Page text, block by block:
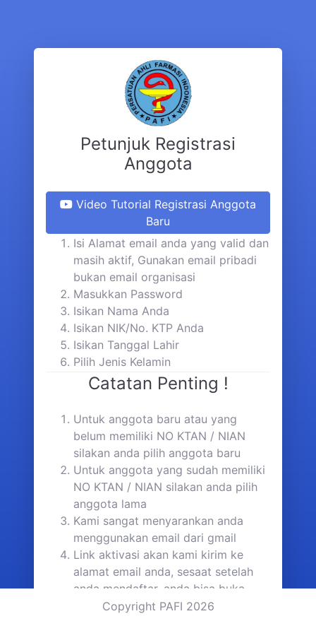
Petunjuk Registrasi
Anggota
Video Tutorial Registrasi Anggota
Baru
Isi Alamat email anda yang valid dan
masih aktif, Gunakan email pribadi
bukan email organisasi
Masukkan Password
Isikan Nama Anda
Isikan NIK/No. KTP Anda
Isikan Tanggal Lahir
Pilih Jenis Kelamin
Catatan Penting !
Untuk anggota baru atau yang
belum memiliki NO KTAN / NIAN
silakan anda pilih anggota baru
Untuk anggota yang sudah memiliki
NO KTAN / NIAN silakan anda pilih
anggota lama
Kami sangat menyarankan anda
menggunakan email dari gmail
Link aktivasi akan kami kirim ke
alamat email anda, sesaat setelah
anda mendaftar, anda bisa buka
inbox email anda dan jika tidak ada
Copyright PAFI 2026